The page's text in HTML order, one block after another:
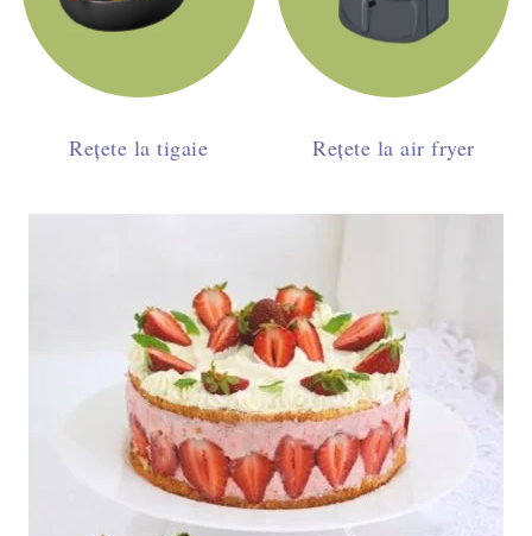
Rețete la tigaie Rețete la air fryer